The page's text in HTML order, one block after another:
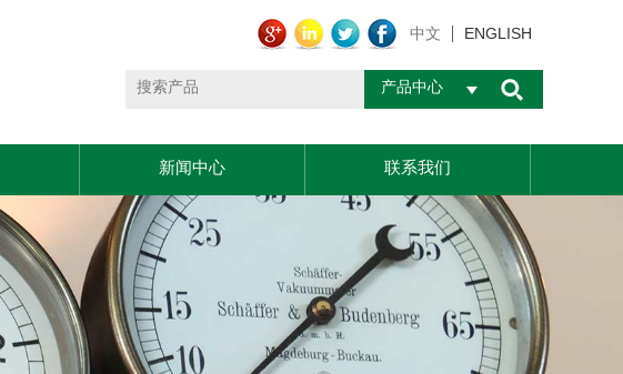
中文 ENGLISH
产品中心
新闻中心 联系我们